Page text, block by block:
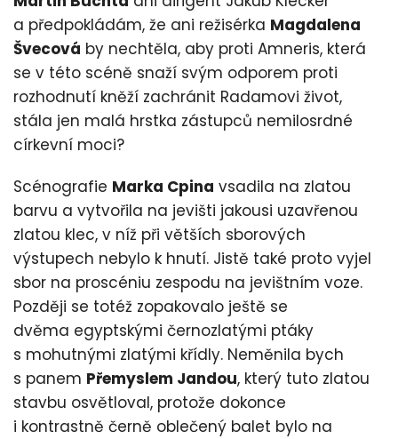
a předpokládám, že ani režisérka Magdalena
Švecová by nechtěla, aby proti Amneris, která
se v této scéně snaží svým odporem proti
rozhodnutí kněží zachránit Radamovi život,
stála jen malá hrstka zástupců nemilosrdné
církevní moci?
Scénografie Marka Cpina vsadila na zlatou
barvu a vytvořila na jevišti jakousi uzavřenou
zlatou klec, v níž při větších sborových
výstupech nebylo k hnutí. Jistě také proto vyjel
sbor na proscéniu zespodu na jevištním voze.
Později se totéž zopakovalo ještě se
dvěma egyptskými černozlatými ptáky
s mohutnými zlatými křídly. Neměnila bych
s panem Přemyslem Jandou, který tuto zlatou
stavbu osvětloval, protože dokonce
i kontrastně černě oblečený balet bylo na